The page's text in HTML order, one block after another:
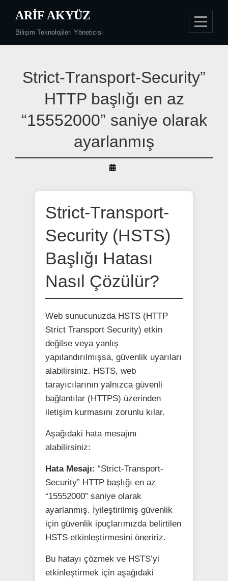
content
ARIF AKYÜZ
Bilişim Teknolojileri Yöneticisi
Strict-Transport-Security”
HTTP başlığı en az
“15552000” saniye olarak
ayarlanmış
By
Akyüz
Strict-Transport-
Security (HSTS)
Başlığı Hatası
Nasıl Çözülür?
Web sunucunuzda HSTS (HTTP
Strict Transport Security) etkin
değilse veya yanlış
yapılandırılmışsa, güvenlik uyarıları
alabilirsiniz. HSTS, web
tarayıcılarının yalnızca güvenli
bağlantılar (HTTPS) üzerinden
iletişim kurmasını zorunlu kılar.
Aşağıdaki hata mesajını
alabilirsiniz:
Hata Mesajı: “Strict-Transport-
Security” HTTP başlığı en az
“15552000” saniye olarak
ayarlanmış. İyileştirilmiş güvenlik
için güvenlik ipuçlarımızda belirtilen
HSTS etkinleştirmesini öneririz.
Bu hatayı çözmek ve HSTS’yi
etkinleştirmek için aşağıdaki
gezinmesi